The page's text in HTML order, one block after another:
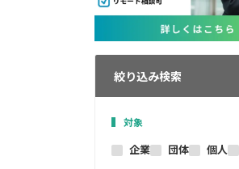
絞り込み検索
対象
企業 団体 個人